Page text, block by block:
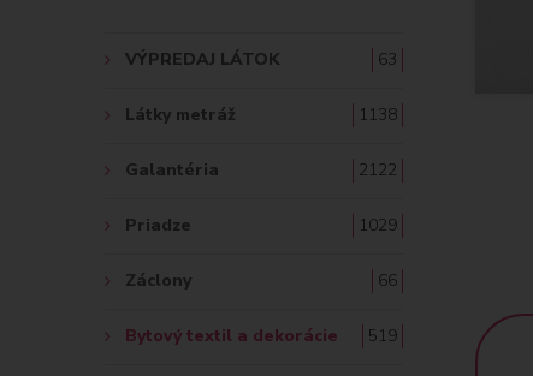
Ť
:
VÝPREDAJ LÁTOK 63
Látky metráž 1138
Galantéria 2122
Priadze 1029
Záclony 66
Bytový textil a dekorácie 519